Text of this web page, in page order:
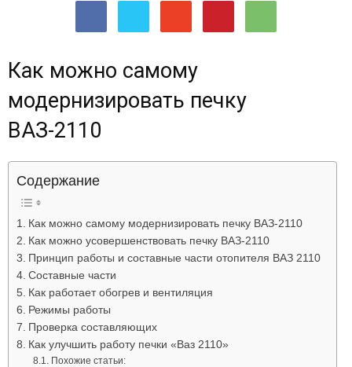
автомобилях
Лада
Как можно самому
модернизировать печку
ВАЗ-2110
Содержание
Как можно самому модернизировать печку ВАЗ-2110
Как можно усовершенствовать печку ВАЗ-2110
Принцип работы и составные части отопителя ВАЗ 2110
Составные части
Как работает обогрев и вентиляция
Режимы работы
Проверка составляющих
Как улучшить работу печки «Ваз 2110»
Похожие статьи: